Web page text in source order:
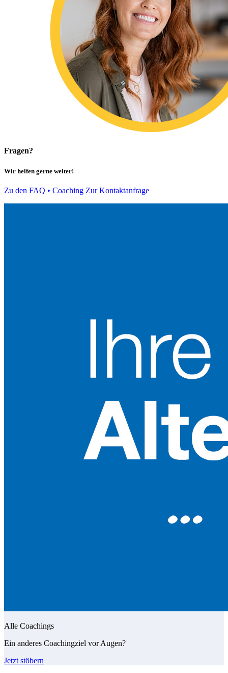
Fragen?
Wir helfen gerne weiter!
Zu den FAQ • Coaching Zur Kontaktanfrage
Alle Coachings
Ein anderes Coachingziel vor Augen?
Jetzt stöbern